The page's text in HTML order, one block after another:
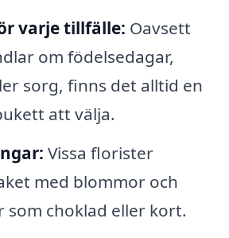
varje tillfälle: Oavsett
om födelsedagar,
sorg, finns det alltid en
att välja.
Vissa florister
med blommor och
som choklad eller kort.